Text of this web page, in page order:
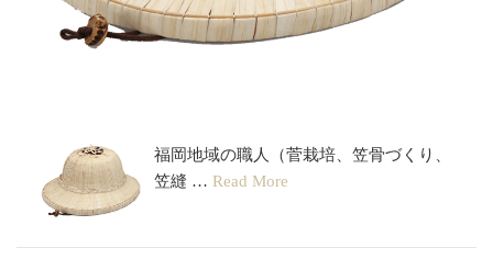
福岡地域の職人（菅栽培、笠骨づくり、
笠縫 … Read More